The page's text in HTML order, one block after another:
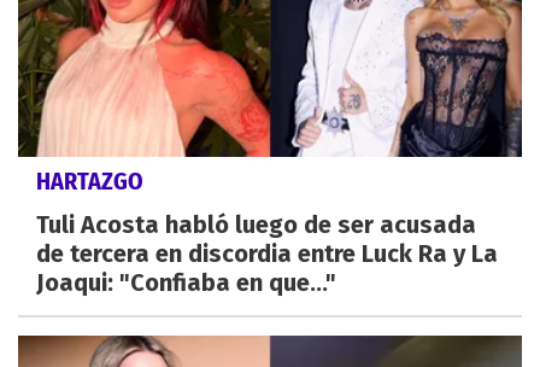
HARTAZGO
Tuli Acosta habló luego de ser acusada
de tercera en discordia entre Luck Ra y La
Joaqui: "Confiaba en que..."